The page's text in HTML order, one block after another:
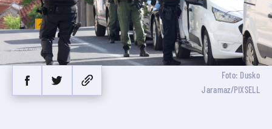
Foto: Dusko
Jaramaz/PIXSELL